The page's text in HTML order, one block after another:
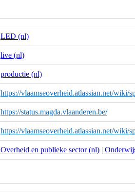
LED (nl)
live (nl)
productie (nl)
https://vlaamseoverheid.atlassian.net/wiki/
https://status.magda.vlaanderen.be/
https://vlaamseoverheid.atlassian.net/wiki/
Overheid en publieke sector (nl) |